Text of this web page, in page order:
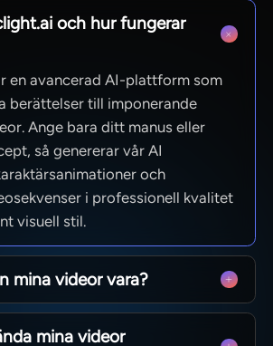
och hur fungerar
en avancerad AI-plattform som
berättelser till imponerande
Ange bara ditt manus eller
så genererar vår AI
och
i professionell kvalitet
visuell stil.
mina videor vara?
klipp till hela avsnitt på 50
är optimerat för långt
mina videor